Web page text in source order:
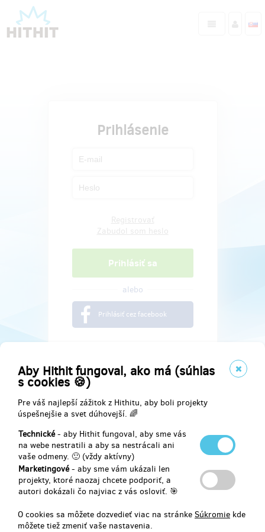
Aby Hithit fungoval, ako má (súhlas
s cookies 🍪)
Pre váš najlepší zážitok z Hithitu, aby boli projekty
úspešnejšie a svet dúhovejší. 🌈
Technické- aby Hithit fungoval, aby sme vás
na webe nestratili a aby sa nestrácali ani
vaše odmeny. 🙂 (vždy aktívny)
Marketingové- aby sme vám ukázali len
projekty, ktoré naozaj chcete podporiť, a
autori dokázali čo najviac z vás osloviť. 🎯
O cookies sa môžete dozvedieť viac na stránke Súkromie kde
môžete tiež zmeniť vaše nastavenia.
Prihlásenie
alebo
Prihlásiť cez facebook
Najdete nás na